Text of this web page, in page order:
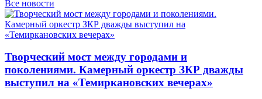
Все новости
Творческий мост между городами и
поколениями. Камерный оркестр ЗКР дважды
выступил на «Темиркановских вечерах»